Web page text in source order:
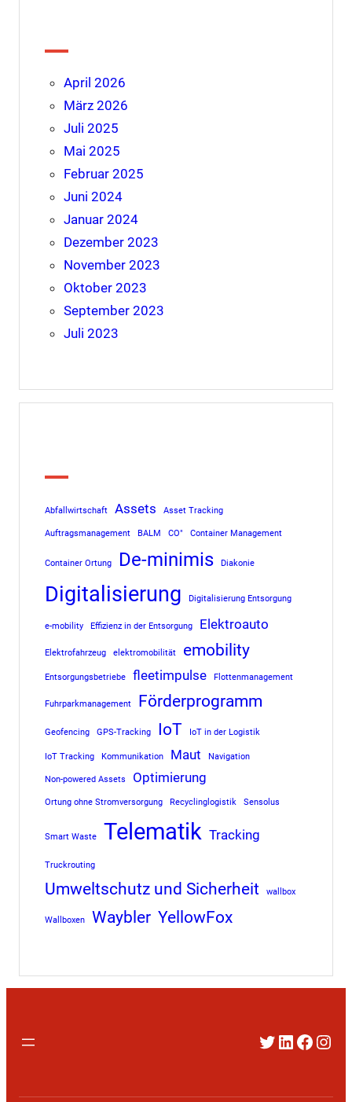
April 2026
März 2026
Juli 2025
Mai 2025
Februar 2025
Juni 2024
Januar 2024
Dezember 2023
November 2023
Oktober 2023
September 2023
Juli 2023
Abfallwirtschaft Assets Asset Tracking
Auftragsmanagement BALM CO" Container Management
Container Ortung De-minimis Diakonie
Digitalisierung Digitalisierung Entsorgung
e-mobility Effizienz in der Entsorgung Elektroauto
Elektrofahrzeug elektromobilität emobility
Entsorgungsbetriebe fleetimpulse Flottenmanagement
Fuhrparkmanagement Förderprogramm
Geofencing GPS-Tracking IoT IoT in der Logistik
IoT Tracking Kommunikation Maut Navigation
Non-powered Assets Optimierung
Ortung ohne Stromversorgung Recyclinglogistik Sensolus
Smart Waste Telematik Tracking
Truckrouting
Umweltschutz und Sicherheit wallbox
Wallboxen Waybler YellowFox
Twitter
LinkedIn